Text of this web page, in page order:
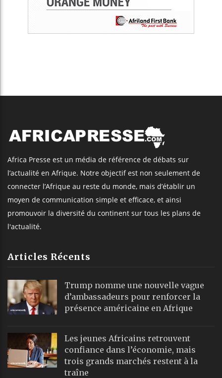
Africa Presse est un média de référence de débats sur
l’actualité en Afrique. Notre objectif est non seulement de
connecter l’Afrique au reste du monde, mais d’établir un
moyen de communication simple et efficace, et ainsi
promouvoir la diversité du continent sur tous les plans de
l'actualité.
Articles Récents
Trump nomme une nouvelle vague
d’ambassadeurs pour renforcer la
présence américaine en Afrique
Les jeunes Africains retrouvent
confiance dans l’économie, mais
trois grands marchés restent à la
traîne